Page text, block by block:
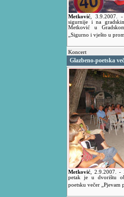
Metković 3.9.2007. -
sigurnije i na
Metković u
„Sigurno i vješto u
Koncert
Glazbeno-poetska
Metković ,2.9.2007.-
petak je u dvorištu
poetsku večer „Pjevam